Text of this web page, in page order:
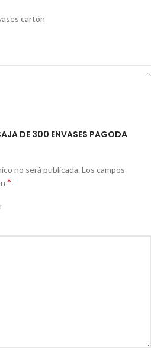
cartón
DE 300 ENVASES PAGODA
no será publicada. Los campos
*